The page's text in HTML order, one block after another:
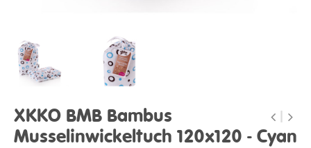
XKKO BMB Bambus
Musselinwickeltuch 120x120 - Cyan